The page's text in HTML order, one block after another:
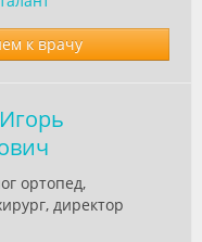
к врачу
ортопед,
директор